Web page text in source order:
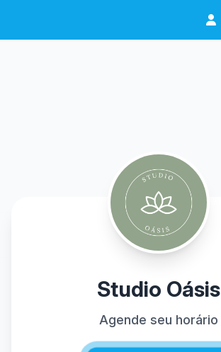
Studio Oásis
Agende seu horário